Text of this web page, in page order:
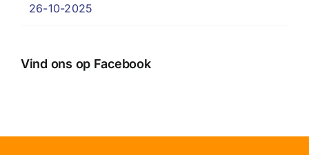
26-10-2025
Vind ons op Facebook